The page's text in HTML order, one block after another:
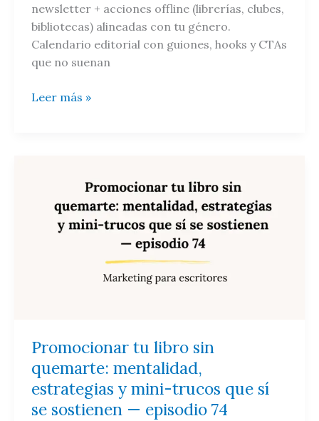
newsletter + acciones offline (librerías, clubes,
bibliotecas) alineadas con tu género.
Calendario editorial con guiones, hooks y CTAs
que no suenan
Leer más »
Promocionar tu libro sin
quemarte: mentalidad,
estrategias y mini-trucos que sí
se sostienen — episodio 74
quemarte:
que
se
sostienen
—